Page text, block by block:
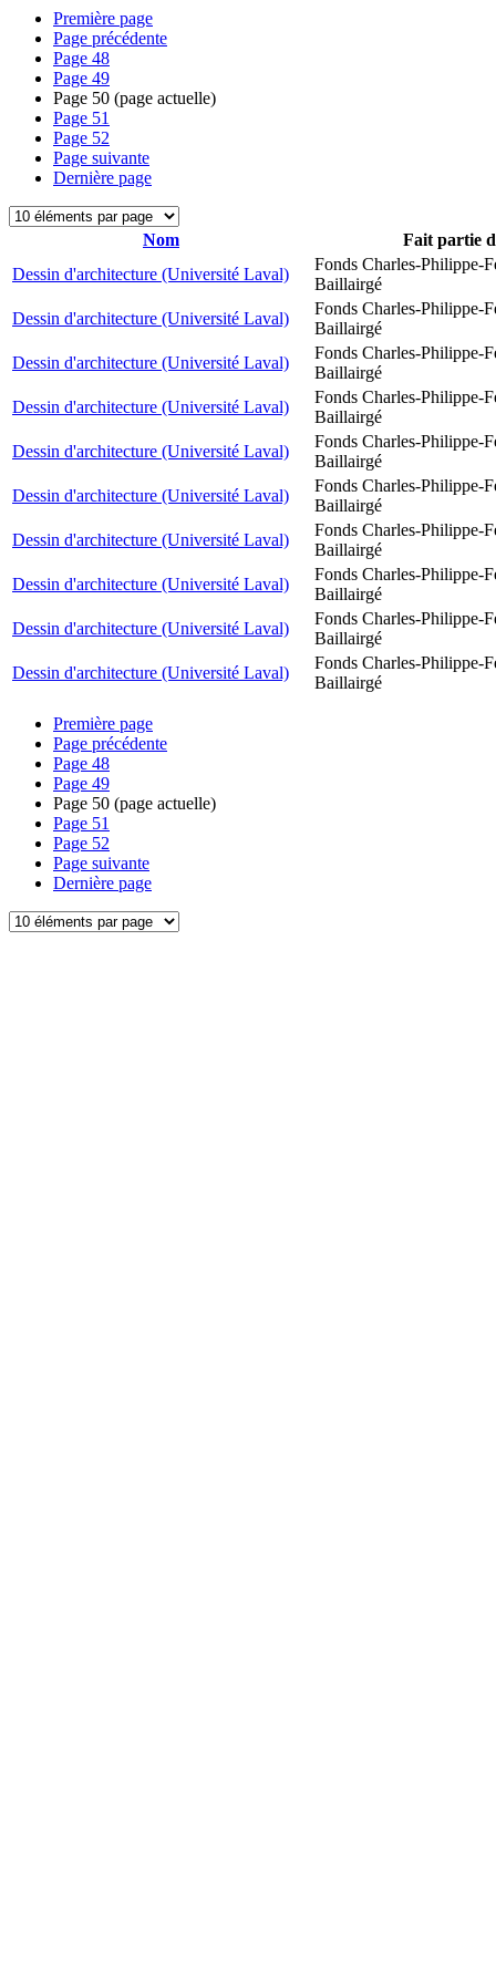
Première page
Page précédente
Page 48
Page 49
Page 50 (page actuelle)
Page 51
Page 52
Page suivante
Dernière page
Nom
Fait partie
Dessin d'architecture (Université Laval)
Fonds Charles-Philippe-
Baillairgé
Dessin d'architecture (Université Laval)
Fonds Charles-Philippe-
Baillairgé
Dessin d'architecture (Université Laval)
Fonds Charles-Philippe-
Baillairgé
Dessin d'architecture (Université Laval)
Fonds Charles-Philippe-
Baillairgé
Dessin d'architecture (Université Laval)
Fonds Charles-Philippe-
Baillairgé
Dessin d'architecture (Université Laval)
Fonds Charles-Philippe-
Baillairgé
Dessin d'architecture (Université Laval)
Fonds Charles-Philippe-
Baillairgé
Dessin d'architecture (Université Laval)
Fonds Charles-Philippe-
Baillairgé
Dessin d'architecture (Université Laval)
Fonds Charles-Philippe-
Baillairgé
Dessin d'architecture (Université Laval)
Fonds Charles-Philippe-
Baillairgé
Première page
Page précédente
Page 48
Page 49
Page 50 (page actuelle)
Page 51
Page 52
Page suivante
Dernière page